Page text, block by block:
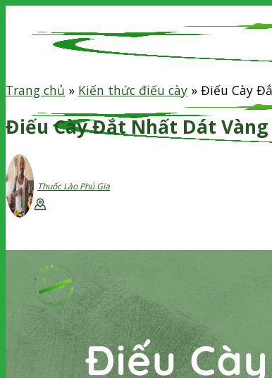
Tìm
kiếm:
Chưa có sản phẩm trong giỏ hàng.
Tìm
kiếm:
Trang chủ » Kiến thức điếu cày » Điếu Cày
Điếu Cày Đắt Nhất Dát Vàng
Thuốc Lào Phú Gia